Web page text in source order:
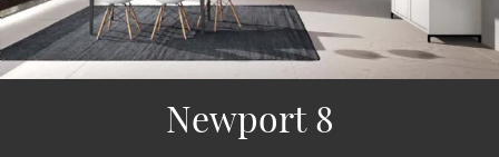
Newport 8